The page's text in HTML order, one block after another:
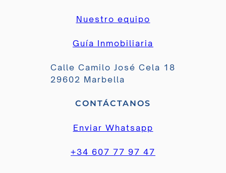
Nuestro equipo
Guía Inmobiliaria
Calle Camilo José Cela 18
29602 Marbella
CONTÁCTANOS
Enviar Whatsapp
+34 607 77 97 47